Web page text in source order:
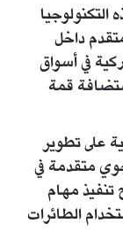
داخل
في أسواق
قمة
على تطوير
متقدمة في
تنفيذ مهام
الطائرات